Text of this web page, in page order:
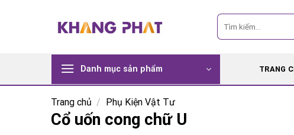
Tìm
kiếm:
Danh mục sản phẩm TRANG
Trang chủ / Phụ Kiện Vật Tư
Cổ uốn cong chữ U